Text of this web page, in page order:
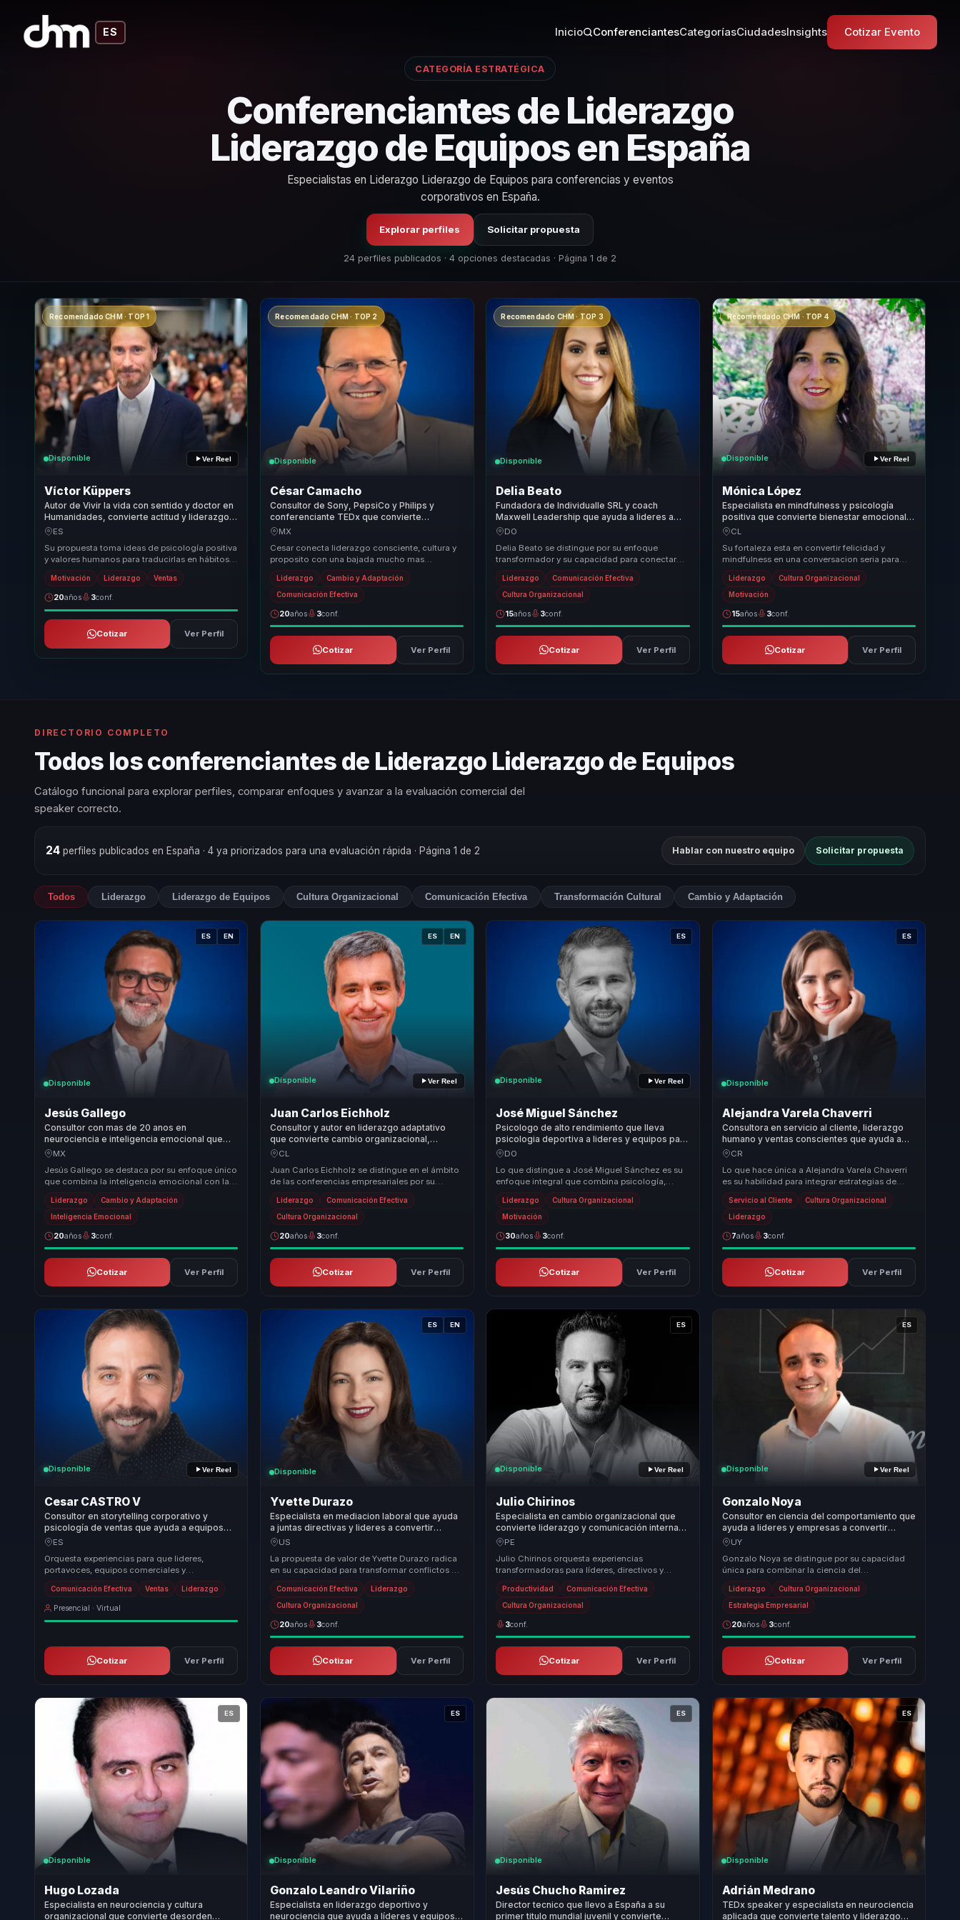
ES Inicio ConferenciantesCategoríasCiudadesInsights Cotizar Evento
CATEGORÍA ESTRATÉGICA
Conferenciantes de Liderazgo
Liderazgo de Equipos en España
Especialistas en Liderazgo Liderazgo de Equipos para conferencias y eventos
corporativos en España.
Explorar perfiles Solicitar propuesta
24 perfiles publicados · 4 opciones destacadas · Página 1 de 2
Recomendado CHM · TOP 1
Disponible Ver Reel
Víctor Küppers
Autor de Vivir la vida con sentido y doctor en
Humanidades, convierte actitud y liderazgo
en confianza, clima y energía para equipos.
ES
Su propuesta toma ideas de psicología positiva
y valores humanos para traducirlas en hábitos,
lenguaje y actitudes que la audiencia puede...
Motivación Liderazgo Ventas
20años 3conf.
Cotizar Ver Perfil
Recomendado CHM · TOP 2
Disponible
César Camacho
Consultor de Sony, PepsiCo y Philips y
conferenciante TEDx que convierte
liderazgo consciente y proposito en cultura y
MX
Cesar conecta liderazgo consciente, cultura y
proposito con una bajada mucho mas
ejecutable para organizaciones que quieren
fortalecer de...
Liderazgo Cambio y Adaptación
Comunicación Efectiva
20años 3conf.
Cotizar Ver Perfil
Recomendado CHM · TOP 3
Disponible
Delia Beato
Fundadora de Individualle SRL y coach
Maxwell Leadership que ayuda a lideres a
convertir talento y cultura en cohesion,
DO
Delia Beato se distingue por su enfoque
transformador y su capacidad para conectar
con las audiencias. Su propuesta de valor
radica en su...
Liderazgo Comunicación Efectiva
Cultura Organizacional
15años 3conf.
Cotizar Ver Perfil
Recomendado CHM · TOP 4
Disponible Ver Reel
Mónica López
Especialista en mindfulness y psicología
positiva que convierte bienestar emocional
en productividad sostenible para líderes y
CL
Su fortaleza esta en convertir felicidad y
mindfulness en una conversacion seria para
negocio, liderazgo y cultura. Baja bienestar a
prac...
Liderazgo Cultura Organizacional
Motivación
15años 3conf.
Cotizar Ver Perfil
DIRECTORIO COMPLETO
Todos los conferenciantes de Liderazgo Liderazgo de Equipos
Catálogo funcional para explorar perfiles, comparar enfoques y avanzar a la evaluación comercial del
speaker correcto.
24perfiles publicados en España · 4 ya priorizados para una evaluación rápida · Página 1 de 2 Hablar con nuestro equipo Solicitar propuesta
Todos Liderazgo Liderazgo de Equipos Cultura Organizacional Comunicación Efectiva Transformación Cultural Cambio y Adaptación
ES EN
Disponible
Jesús Gallego
Consultor con mas de 20 anos en
neurociencia e inteligencia emocional que
aporta claridad a lideres y equipos
MX
Jesús Gallego se destaca por su enfoque único
que combina la inteligencia emocional con las
neurociencias para ofrecer soluciones efectiv...
Liderazgo Cambio y Adaptación
Inteligencia Emocional
20años 3conf.
Cotizar Ver Perfil
ES EN
Disponible Ver Reel
Juan Carlos Eichholz
Consultor y autor en liderazgo adaptativo
que convierte cambio organizacional,
complejidad y cohesion en mejores
CL
Juan Carlos Eichholz se distingue en el ámbito
de las conferencias empresariales por su
capacidad única de integrar la ciencia del
compor...
Liderazgo Comunicación Efectiva
Cultura Organizacional
20años 3conf.
Cotizar Ver Perfil
ES
Disponible Ver Reel
José Miguel Sánchez
Psicologo de alto rendimiento que lleva
psicologia deportiva a lideres y equipos para
convertir presion en resiliencia, foco y alto
DO
Lo que distingue a José Miguel Sánchez es su
enfoque integral que combina psicología,
liderazgo y deporte para ofrecer una
experiencia tr...
Liderazgo Cultura Organizacional
Motivación
30años 3conf.
Cotizar Ver Perfil
ES
Disponible
Alejandra Varela Chaverri
Consultora en servicio al cliente, liderazgo
humano y ventas conscientes que ayuda a
empresas a convertir cultura interna en
CR
Lo que hace única a Alejandra Varela Chaverri
es su habilidad para integrar estrategias de
negocio con componentes humanos,
ofreciendo so...
Servicio al Cliente Cultura Organizacional
Liderazgo
7años 3conf.
Cotizar Ver Perfil
Disponible Ver Reel
Cesar CASTRO V
Consultor en storytelling corporativo y
psicología de ventas que ayuda a equipos
comerciales a convertir comunicación en
ES
Orquesta experiencias para que lideres,
portavoces, equipos comerciales y
organizaciones dejen atrás equipos
desalineados y construyan li...
Comunicación Efectiva Ventas Liderazgo
Presencial · Virtual
Cotizar Ver Perfil
ES EN
Disponible
Yvette Durazo
Especialista en mediacion laboral que ayuda
a juntas directivas y lideres a convertir
conflictos complejos en acuerdos
US
La propuesta de valor de Yvette Durazo radica
en su capacidad para transformar conflictos en
oportunidades de crecimiento
organizacional....
Comunicación Efectiva Liderazgo
Cultura Organizacional
20años 3conf.
Cotizar Ver Perfil
ES
Disponible Ver Reel
Julio Chirinos
Especialista en cambio organizacional que
convierte liderazgo y comunicación interna
en alineación, claridad y ejecución para
PE
Julio Chirinos orquesta experiencias
transformadoras para líderes, directivos y
responsables de equipos que desean dejar
atrás la desalin...
Productividad Comunicación Efectiva
Cultura Organizacional
3conf.
Cotizar Ver Perfil
ES
Disponible Ver Reel
Gonzalo Noya
Consultor en ciencia del comportamiento que
ayuda a lideres y empresas a convertir
cultura organizacional en equipos alineados,
UY
Gonzalo Noya se distingue por su capacidad
única para combinar la ciencia del
comportamiento con aplicaciones prácticas en
el entorno emp...
Liderazgo Cultura Organizacional
Estrategia Empresarial
20años 3conf.
Cotizar Ver Perfil
ES
Disponible
Hugo Lozada
Especialista en neurociencia y cultura
organizacional que convierte desorden
ES
Disponible
Gonzalo Leandro Vilariño
Especialista en liderazgo deportivo y
neurociencia que ayuda a líderes y equipos a
ES
Disponible
Jesús Chucho Ramirez
Director tecnico que llevo a España a su
primer titulo mundial juvenil y convierte
ES
Disponible
Adrián Medrano
TEDx speaker y especialista en neurociencia
aplicada que convierte talento y liderazgo